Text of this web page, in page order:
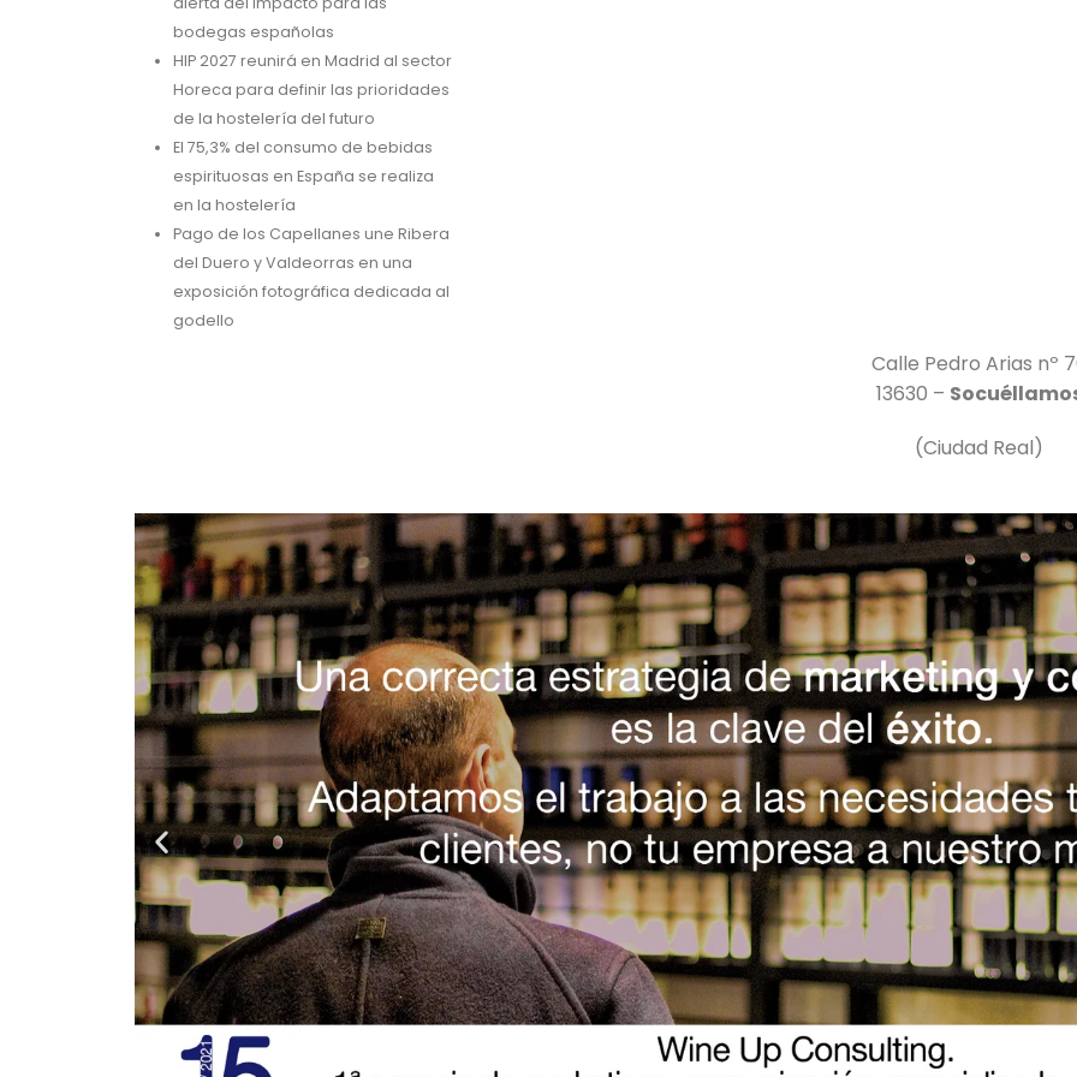
bodegas españolas
HIP 2027 reunirá en Madrid al sector
Horeca para definir las prioridades
de la hostelería del futuro
El 75,3% del consumo de bebidas
espirituosas en España se realiza
en la hostelería
Pago de los Capellanes une Ribera
del Duero y Valdeorras en una
exposición fotográfica dedicada al
godello
Calle Pedro Arias nº
13630 –
(Ciudad Real)